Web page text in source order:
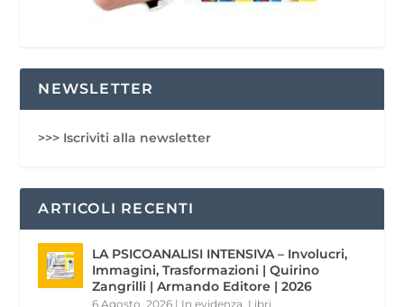
NEWSLETTER
>>> Iscriviti alla newsletter
ARTICOLI RECENTI
LA PSICOANALISI INTENSIVA – Involucri,
Immagini, Trasformazioni | Quirino
Zangrilli | Armando Editore | 2026
6 Agosto, 2026 | In evidenza, Libri